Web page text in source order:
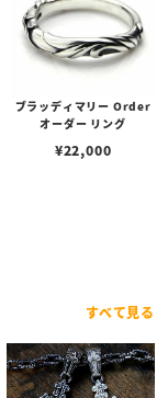
ブラッディマリー Order
オーダー リング
¥22,000
すべて見る